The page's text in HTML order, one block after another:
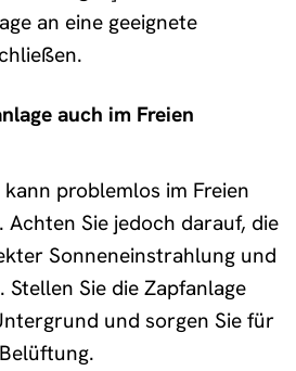
an eine geeignete
auch im Freien
kann problemlos im Freien
Sie jedoch darauf, die
Sonneneinstrahlung und
Stellen Sie die Zapfanlage
und sorgen Sie für